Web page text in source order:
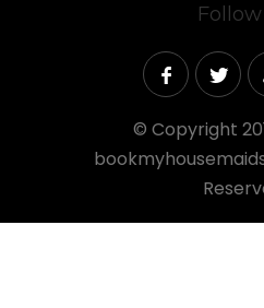
© Copyright